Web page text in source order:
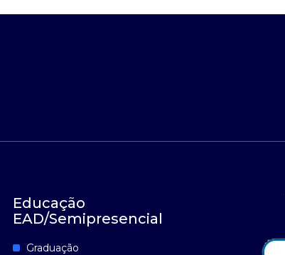
Educação
EAD/Semipresencial
Graduação